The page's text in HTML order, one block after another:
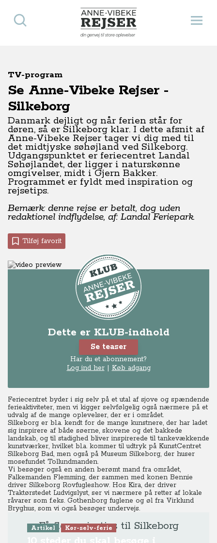
Anne-Vibeke Rejser
din genvej til store oplevelser
Åbn
Søg
TV-program
Se Anne-Vibeke Rejser -
Silkeborg
Danmark dejligt og når ferien står for
døren, så er Silkeborg klar. I dette afsnit af
Anne-Vibeke Rejser tager vi dig med til
det midtjyske søhøjland ved Silkeborg.
Udgangspunktet er feriecentret Landal
Søhøjlandet, der ligger i naturskønne
omgivelser, midt i Gjern Bakker.
Programmet er fyldt med inspiration og
rejsetips.
Bemærk: denne rejse er betalt, dog uden
redaktionel indflydelse, af: Landal Feriepark.
Tilføj favorit
Dette er KLUB-indhold
Se teaser
Har du et abonnement?
Log ind her| Køb adgang
Feriecentret byder i sig selv på et utal af sjove og spændende
ferieaktiviteter, men vi kigger selvfølgelig også nærmere på et
udvalg af de mange oplevelser, der er i området.
Silkeborg er bl.a. kendt for de mange kunstnere, der har ladet
sig inspirere af både søerne, skovene og det bakkede
landskab, og til stadighed bliver inspirerede til tankevækkende
kunstværker, hvilket bl.a. kommer til udtryk på KunstCentret
Silkeborg Bad, men også på Museum Silkeborg, der huser
mosefundet Tollundmanden.
Vi besøger også en anden berømt mand fra området,
Falkemanden Flemming, der sammen med konen Bennie
driver Silkeborg Rovfugleshow. Hos Kira, der driver
Traktørstedet Ludvigslyst, ser vi nærmere på retter af lokale
råvarer som f.eks. Gothenborg fuglene og øl fra Virklund
Bryghus, som vi også besøger undervejs.
Få flere rejsetips til Silkeborg
Artikel Kør-selv-ferie